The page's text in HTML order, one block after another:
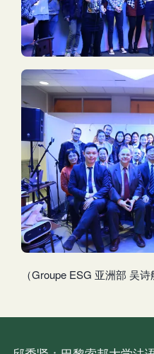
（Groupe ESG 亚洲部 吴诗